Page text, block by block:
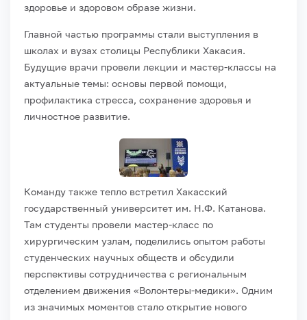
здоровье и здоровом образе жизни.
Главной частью программы стали выступления в
школах и вузах столицы Республики Хакасия.
Будущие врачи провели лекции и мастер-классы на
актуальные темы: основы первой помощи,
профилактика стресса, сохранение здоровья и
личностное развитие.
Команду также тепло встретил Хакасский
государственный университет им. Н.Ф. Катанова.
Там студенты провели мастер-класс по
хирургическим узлам, поделились опытом работы
студенческих научных обществ и обсудили
перспективы сотрудничества с региональным
отделением движения «Волонтеры-медики». Одним
из значимых моментов стало открытие нового